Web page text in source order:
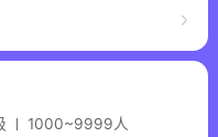
1000~9999人